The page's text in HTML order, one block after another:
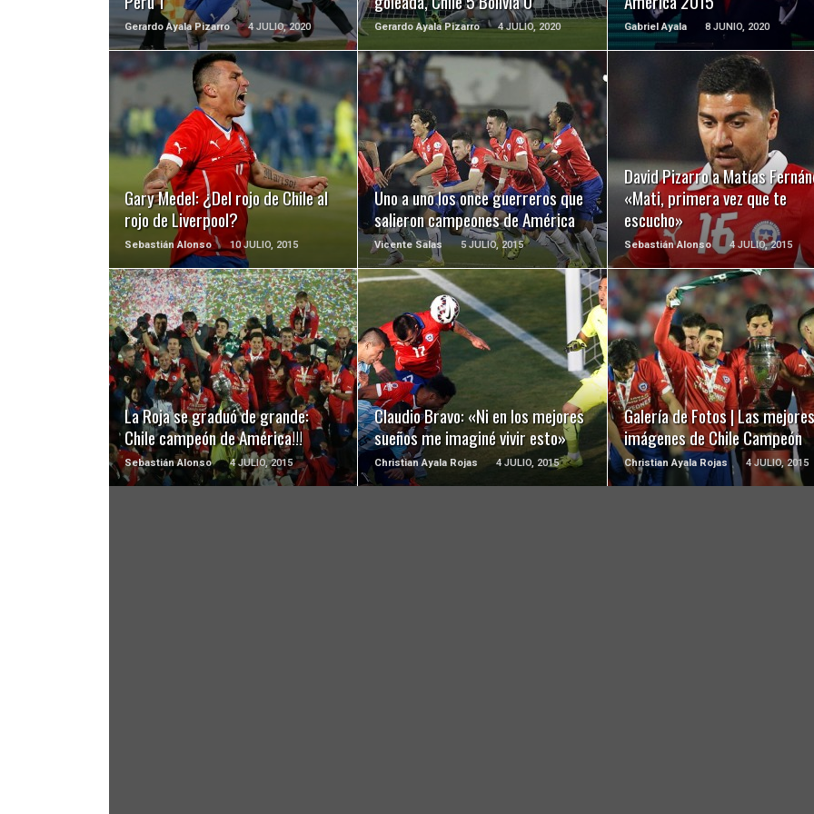
Gerardo Ayala Pizarro 4 JULIO, 2020 Gerardo Ayala Pizarro 4 JULIO, 2020 Gabriel Ayala 8 JUNIO, 2020
Gary Medel: ¿Del rojo de Chile al
rojo de Liverpool?
Sebastián Alonso 10 JULIO, 2015
LEER MÁS
Uno a uno los once guerreros que
salieron campeones de América
Vicente Salas 5 JULIO, 2015
LEER MÁS
David Pizarro a Matías
«Mati, primera vez que te
escucho»
Sebastián Alonso 4 JULIO, 2015
LEER MÁS
La Roja se graduó de grande:
Chile campeón de América!!!
Sebastián Alonso 4 JULIO, 2015
LEER MÁS
Claudio Bravo: «Ni en los mejores
sueños me imaginé vivir esto»
Christian Ayala Rojas 4 JULIO, 2015
LEER MÁS
Galería de Fotos | Las mejores
imágenes de Chile Campeón
Christian Ayala Rojas 4 JULIO, 2015
LEER MÁS